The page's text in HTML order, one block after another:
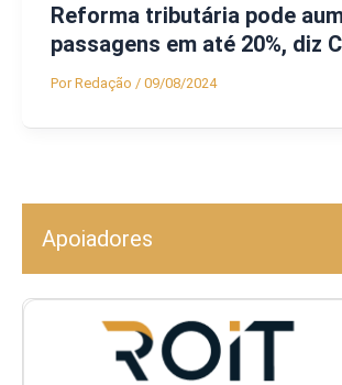
Reforma tributária pode
passagens em até 20%, diz
PorRedação / 09/08/2024
Apoiadores